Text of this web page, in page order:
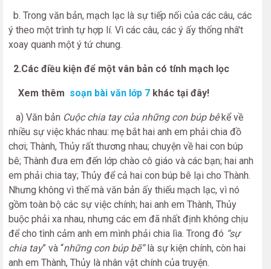
b. Trong văn bản, mạch lạc là sự tiếp nối của các câu, các
ý theo một trình tự hợp lí. Vì các câu, các ý ấy thống nhâ't
xoay quanh một ý tứ chung.
2.Các điều kiện để một vân bản có tính mạch lọc
Xem thêm soạn bài văn lớp 7 khác tại đây!
a) Văn bản Cuộc chia tay của những con búp bêkể về
nhiều sự việc khác nhau: mẹ bắt hai anh em phải chia đồ
chơi; Thành, Thủy rất thương nhau; chuyện về hai con búp
bê; Thành đưa em đến lớp chào cô giáo và các bạn; hai anh
em phải chia tay; Thủy để cả hai con búp bê lại cho Thành.
Nhưng không vì thế mà văn bản ấy thiếu mạch lạc, vì nó
gồm toàn bộ các sự việc chính; hai anh em Thành, Thủy
buộc phải xa nhau, nhưng các em đã nhất định không chịu
để cho tình cảm anh em mình phải chia lìa. Trong đó “sự
chia tay” và “những con búp bẽ”là sự kiện chính, còn hai
anh em Thành, Thủy là nhân vật chính của truyện.